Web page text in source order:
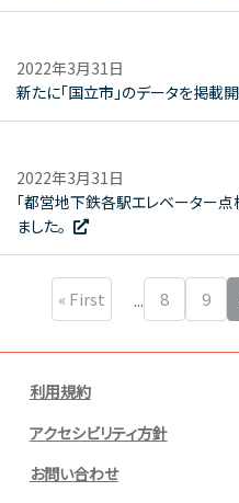
2022年3月31日
新たに「国立市」のデータを掲載開
2022年3月31日
「都営地下鉄各駅エレベーター点
ました。
« First
... 8 9
利用規約
アクセシビリティ方針
お問い合わせ